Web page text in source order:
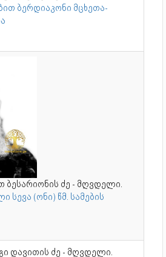
ბერდიაკონი მცხეთა-
ბესარიონის ძე - მღვდელი.
სევა (ონი) წმ. სა­მე­ბის
დავითის ძე - მღვდელი.